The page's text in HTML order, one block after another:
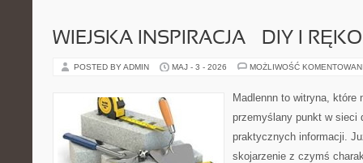
WIEJSKA INSPIRACJA – DIY I
POSTED BY ADMIN MAJ - 3 - 2026 MOŻLIWOŚĆ
Madlennn to witryna, które
przemyślany punkt w sieci
praktycznych informacji.
skojarzenie z czymś